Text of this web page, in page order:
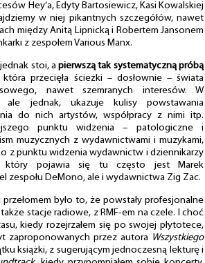
Hey’a, Edyty Bartosiewicz, Kasi Kowalskiej
w niej pikantnych szczegółów, nawet
między Anitą Lipnicką i Robertem Jansonem
z zespołem Various Manx.
jednak stoi, apierwszą tak systematyczną próbą
przecięła ścieżki – dosłownie – świata
nawet szemranych interesów. W
ale jednak, ukazuje kulisy powstawania
do nich artystów, współpracy z nimi itp.
punktu widzenia – patologiczne i
muzycznych z wydawnictwami i muzykami,
z punktu widzenia wydawnictw i dziennikarzy
który pojawia się tu często jest Marek
zespołu DeMono, ale i wydawnictwa Zig Zac.
było to, że powstały profesjonalne
stacje radiowe, z RMF-em na czele. I choć
kiedy rozejrzałem się po swojej płytotece,
zaproponowanych przez autora Wszystkiego
książki, z sugerującym jednoczesną lekturę i